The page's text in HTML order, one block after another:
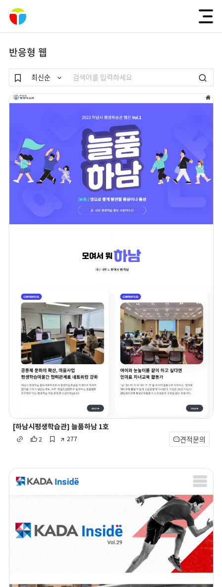
반응형 웹
최신순
[하남시평생학습관] 늘품하남 1호
2 277 견적문의